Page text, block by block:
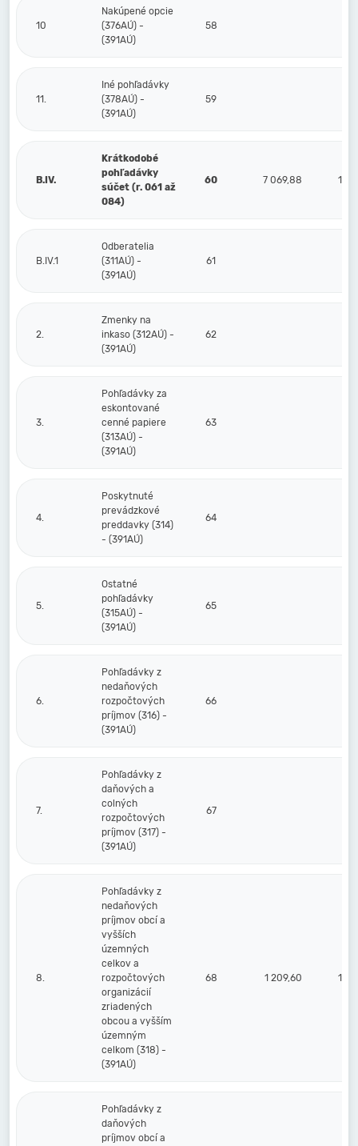
10
Nakúpené opcie
(376AÚ) -
(391AÚ)
58
11.
Iné pohľadávky
(378AÚ) -
(391AÚ)
59
B.IV.
Krátkodobé
pohľadávky
súčet (r. 061 až
084)
60 7 069,88 1
B.IV.1
Odberatelia
(311AÚ) -
(391AÚ)
61
2.
Zmenky na
inkaso (312AÚ) -
(391AÚ)
62
3.
Pohľadávky za
eskontované
cenné papiere
(313AÚ) -
(391AÚ)
63
4.
Poskytnuté
prevádzkové
preddavky (314)
- (391AÚ)
64
5.
Ostatné
pohľadávky
(315AÚ) -
(391AÚ)
65
6.
Pohľadávky z
nedaňových
rozpočtových
príjmov (316) -
(391AÚ)
66
7.
Pohľadávky z
daňových a
colných
rozpočtových
príjmov (317) -
(391AÚ)
67
8.
Pohľadávky z
nedaňových
príjmov obcí a
vyšších
územných
celkov a
rozpočtových
organizácií
zriadených
obcou a vyšším
územným
celkom (318) -
(391AÚ)
68 1 209,60 1
Pohľadávky z
daňových
príjmov obcí a